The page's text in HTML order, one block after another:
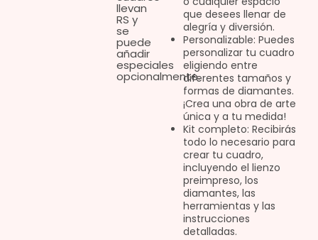
llevan
RS y
se
puede
añadir
especiales
opcionalmente.
que desees llenar de
alegría y diversión.
Personalizable: Puedes
personalizar tu cuadro
eligiendo entre
diferentes tamaños y
formas de diamantes.
¡Crea una obra de arte
única y a tu medida!
Kit completo: Recibirás
todo lo necesario para
crear tu cuadro,
incluyendo el lienzo
preimpreso, los
diamantes, las
herramientas y las
instrucciones
detalladas.